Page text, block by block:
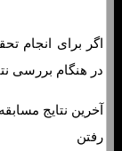
اگر برای انجام
در هنگام بررسی
آخرین نتایج
رفتن